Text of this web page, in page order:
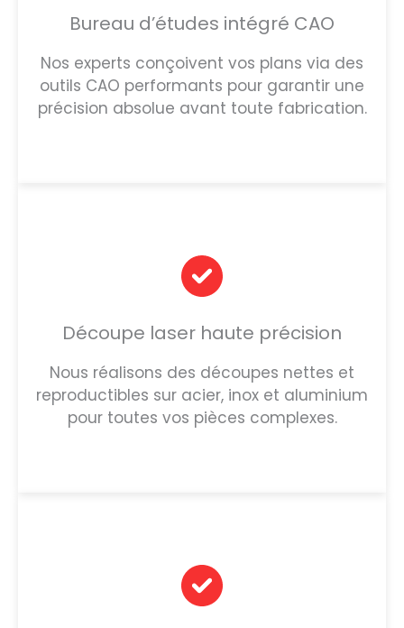
Bureau d’études intégré CAO
Nos experts conçoivent vos plans via des
outils CAO performants pour garantir une
précision absolue avant toute fabrication.
Découpe laser haute précision
Nous réalisons des découpes nettes et
reproductibles sur acier, inox et aluminium
pour toutes vos pièces complexes.